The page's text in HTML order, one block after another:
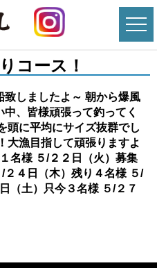
コース！
致しましたよ～ 朝から爆風
、皆様頑張って釣ってく
頭に平均にサイズ抜群でし
大漁目指して頑張りますよ
名様 ５/２２日（火）募集
２４日（木）残り４名様 ５/
（土）只今３名様 ５/２７